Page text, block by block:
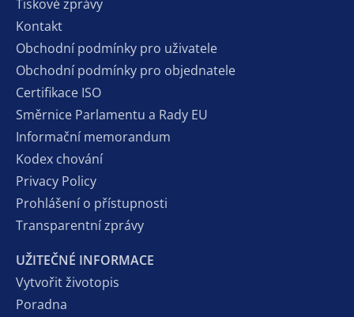
Tiskové zprávy
Kontakt
Obchodní podmínky pro uživatele
Obchodní podmínky pro objednatele
Certifikace ISO
Směrnice Parlamentu a Rady EU
Informační memorandum
Kodex chování
Privacy Policy
Prohlášení o přístupnosti
Transparentní zprávy
UŽITEČNÉ INFORMACE
Vytvořit životopis
Poradna